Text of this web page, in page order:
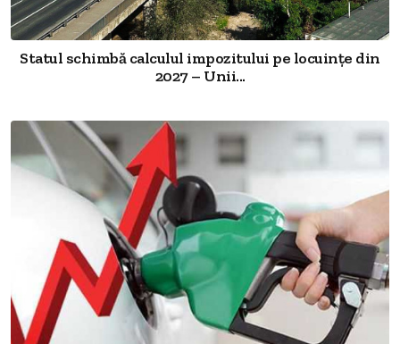
Statul schimbă calculul impozitului pe locuințe din
2027 – Unii...